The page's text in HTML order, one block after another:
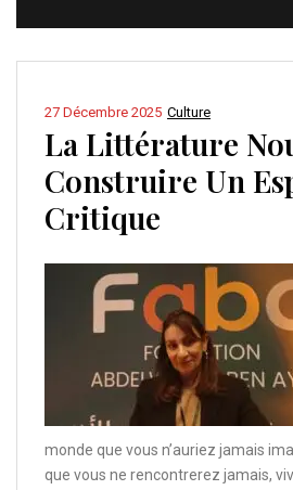
Culture
27 Décembre 2025
La Littérature
Construire Un
Critique
monde que vous n’auriez jamais
que vous ne rencontrerez jamais,